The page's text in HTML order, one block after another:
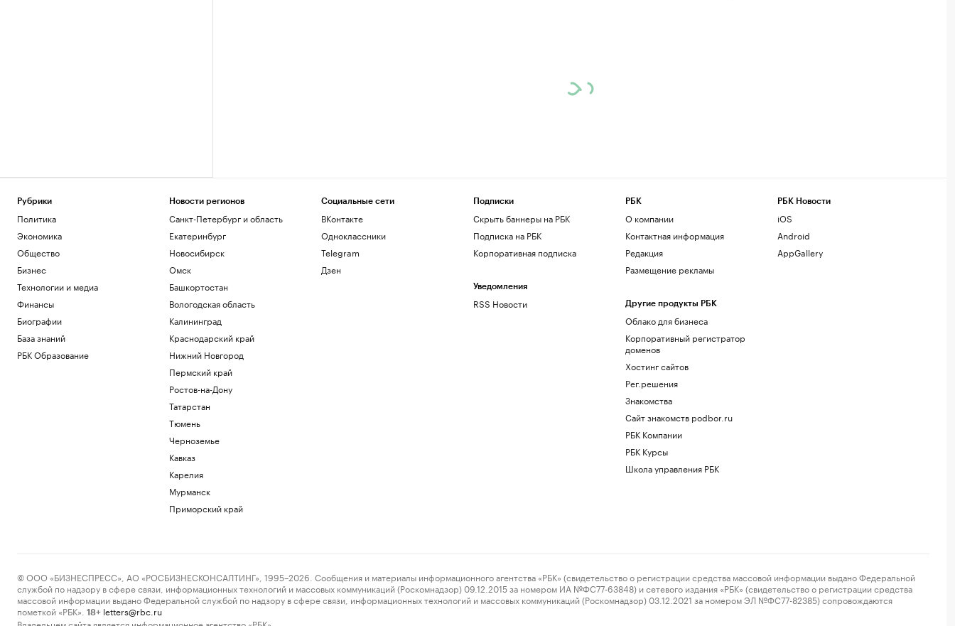
Рубрики
Политика
Экономика
Общество
Бизнес
Технологии и медиа
Финансы
Биографии
База знаний
РБК Образование
Новости регионов
Санкт-Петербург и область
Екатеринбург
Новосибирск
Омск
Башкортостан
Вологодская область
Калининград
Краснодарский край
Нижний Новгород
Пермский край
Ростов-на-Дону
Татарстан
Тюмень
Черноземье
Кавказ
Карелия
Мурманск
Приморский край
Социальные сети
ВКонтакте
Одноклассники
Telegram
Дзен
Подписки
Скрыть баннеры на РБК
Подписка на РБК
Корпоративная подписка
Уведомления
RSS Новости
РБК
О компании
Контактная информация
Редакция
Размещение рекламы
Другие продукты РБК
Облако для бизнеса
Корпоративный регистратор
доменов
Хостинг сайтов
Рег.решения
Знакомства
Сайт знакомств podbor.ru
РБК Компании
РБК Курсы
Школа управления РБК
РБК Новости
iOS
Android
AppGallery
© ООО «БИЗНЕСПРЕСС», АО «РОСБИЗНЕСКОНСАЛТИНГ», 1995–2026. Сообщения и материалы информационного агентства «РБК» (свидетельство о регистрации средства массовой информации выдано Федеральной
службой по надзору в сфере связи, информационных технологий и массовых коммуникаций (Роскомнадзор) 09.12.2015 за номером ИА №ФС77-63848) и сетевого издания «РБК» (свидетельство о регистрации средства
массовой информации выдано Федеральной службой по надзору в сфере связи, информационных технологий и массовых коммуникаций (Роскомнадзор) 03.12.2021 за номером ЭЛ №ФС77-82385) сопровождаются
пометкой «РБК».
18+ letters@rbc.ru